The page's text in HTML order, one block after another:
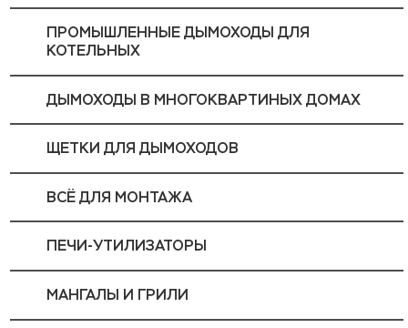
ПРОМЫШЛЕННЫЕ ДЫМОХОДЫ ДЛЯ
КОТЕЛЬНЫХ
ДЫМОХОДЫ В МНОГОКВАРТИНЫХ ДОМАХ
ЩЕТКИ ДЛЯ ДЫМОХОДОВ
ВСЁ ДЛЯ МОНТАЖА
ПЕЧИ-УТИЛИЗАТОРЫ
МАНГАЛЫ И ГРИЛИ